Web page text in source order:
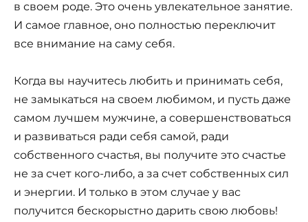
в своем роде. Это очень увлекательное занятие.
И самое главное, оно полностью переключит
все внимание на саму себя.
Когда вы научитесь любить и принимать себя,
не замыкаться на своем любимом, и пусть даже
самом лучшем мужчине, а совершенствоваться
и развиваться ради себя самой, ради
собственного счастья, вы получите это счастье
не за счет кого-либо, а за счет собственных сил
и энергии. И только в этом случае у вас
получится бескорыстно дарить свою любовь!